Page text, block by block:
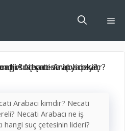
Arabacı kimdir? Necati
Necati Arabacı ne iş
hangi suç çetesinin lideri?